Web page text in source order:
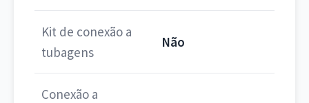
Kit de conexão a
tubagens
Não
Conexão a